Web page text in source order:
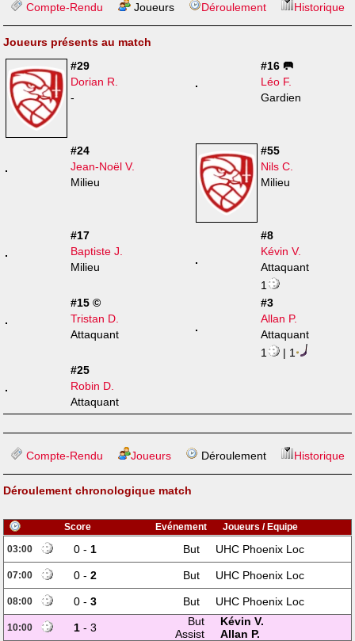
Compte-Rendu Joueurs Déroulement Historique
Joueurs présents au match
#29
Dorian R.
-
#16 🥅
Léo F.
Gardien
#24
Jean-Noël V.
Milieu
#55
Nils C.
Milieu
#17
Baptiste J.
Milieu
#8
Kévin V.
Attaquant
1
#15 ©
Tristan D.
Attaquant
#3
Allan P.
Attaquant
1
| 1
#25
Robin D.
Attaquant
Compte-Rendu Joueurs Déroulement Historique
Déroulement chronologique match
Score Evénement
Joueurs / Equipe
03:00
0 - 1 But UHC Phoenix Loc
07:00 0 - 2 But UHC Phoenix Loc
08:00 0 - 3 But UHC Phoenix Loc
10:00 1 - 3 But
Kévin V.
Assist
Allan P.